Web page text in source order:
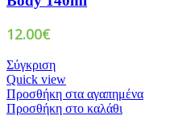
12.00€
Σύγκριση
Quick view
Προσθήκη στα αγαπημένα
Προσθήκη στο καλάθι